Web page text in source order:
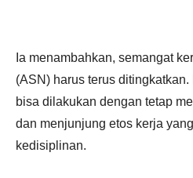
Ia menambahkan, semangat
(ASN) harus terus
bisa dilakukan dengan tetap
dan menjunjung etos kerja
kedisiplinan.